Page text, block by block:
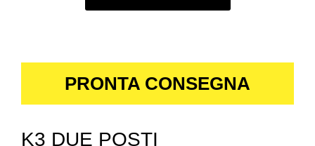
PRONTA CONSEGNA
K3 DUE POSTI